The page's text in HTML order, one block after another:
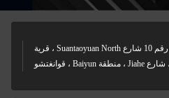
الغرفة B101 ، رقم 10 شارع Suantaoyuan North ، قرية